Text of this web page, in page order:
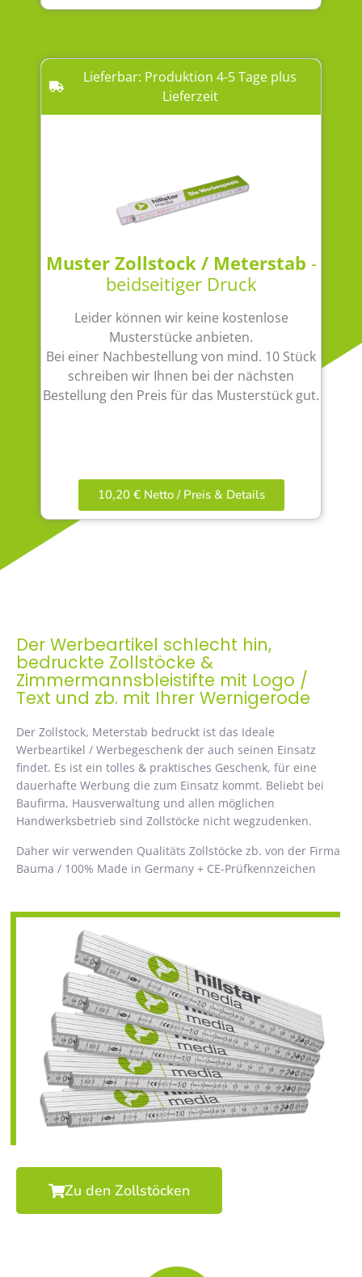
Lieferbar: Produktion 4-5 Tage plus
Lieferzeit
Muster Zollstock / Meterstab -
beidseitiger Druck
Leider können wir keine kostenlose
Musterstücke anbieten.
Bei einer Nachbestellung von mind. 10 Stück
schreiben wir Ihnen bei der nächsten
Bestellung den Preis für das Musterstück gut.
10,20 € Netto / Preis & Details
Der Werbeartikel schlecht hin,
bedruckte Zollstöcke &
Zimmermannsbleistifte mit Logo /
Text und zb. mit Ihrer Wernigerode
Der Zollstock, Meterstab bedruckt ist das Ideale
Werbeartikel / Werbegeschenk der auch seinen Einsatz
findet. Es ist ein tolles & praktisches Geschenk, für eine
dauerhafte Werbung die zum Einsatz kommt. Beliebt bei
Baufirma, Hausverwaltung und allen möglichen
Handwerksbetrieb sind Zollstöcke nicht wegzudenken.
Daher wir verwenden Qualitäts Zollstöcke zb. von der Firma
Bauma / 100% Made in Germany + CE-Prüfkennzeichen
Zu den Zollstöcken